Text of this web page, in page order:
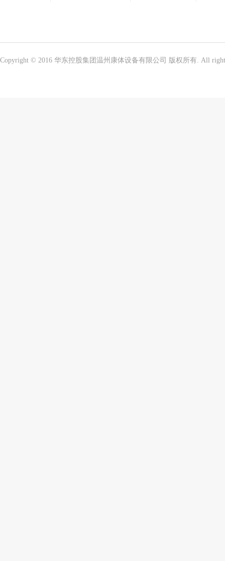
Copyright © 2016 华东控股集团温州康体设备有限公司 版权所有. All